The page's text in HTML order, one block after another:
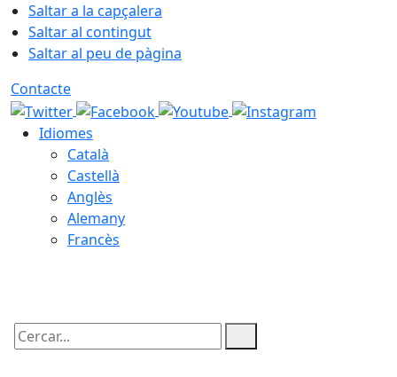
Saltar a la capçalera
Saltar al contingut
Saltar al peu de pàgina
Contacte
Idiomes
Català
Castellà
Anglès
Alemany
Francès
Cercar: